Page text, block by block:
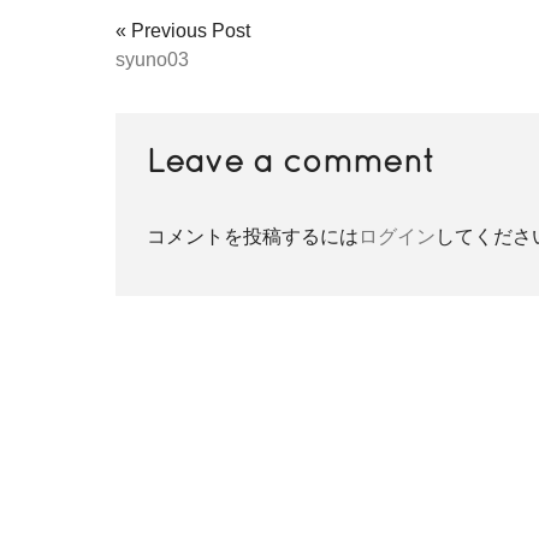
« Previous Post
syuno03
Leave a comment
コメントを投稿するには ログイン してくださ